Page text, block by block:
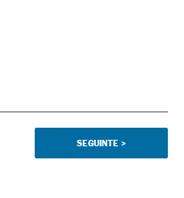
SEGUINTE >